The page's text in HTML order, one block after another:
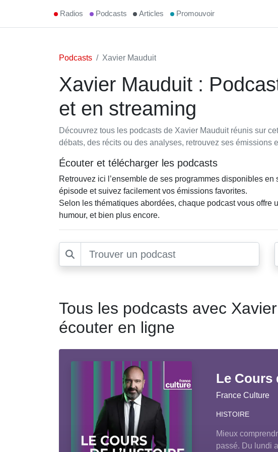
Radios Podcasts Articles Promouvoir
Podcasts Xavier Mauduit
Xavier Mauduit :
et en streaming
Découvrez tous les podcasts de Xavier Mauduit réunis sur
débats, des récits ou des analyses, retrouvez ses émissions
Écouter et télécharger les podcasts
Retrouvez ici l’ensemble de ses programmes disponibles
épisode et suivez facilement vos émissions favorites.
Selon les thématiques abordées, chaque podcast vous offre
humour, et bien plus encore.
Tous les podcasts avec
écouter en ligne
Le Cours
France Culture
HISTOIRE
Mieux
passé. Du lundi